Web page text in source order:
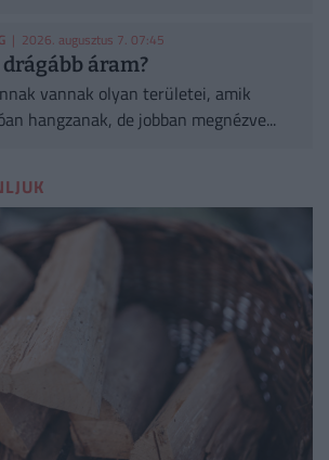
| 2026. augusztus 7. 07:45
áram?
vannak olyan területei, amik
hangzanak, de jobban megnézve...